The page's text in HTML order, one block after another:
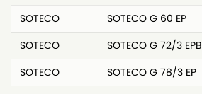
SOTECO
SOTECO G 60 EP
SOTECO
SOTECO G 72/3 EPB
SOTECO
SOTECO G 78/3 EP